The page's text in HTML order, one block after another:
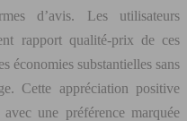
d’avis. Les utilisateurs
rapport qualité-prix de ces
économies substantielles sans
Cette appréciation positive
une préférence marquée